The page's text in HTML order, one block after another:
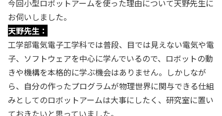
今回小型ロボットアームを使った理由について天野先生に
お伺いしました。
天野先生：
工学部電気電子工学科では普段、目では見えない電気や電
子、ソフトウェアを中心に学んでいるので、ロボットの動
きや機構を本格的に学ぶ機会はありません。しかしなが
ら、自分の作ったプログラムが物理世界に関与できる仕組
みとしてのロボットアームは大事にしたく、研究室に置い